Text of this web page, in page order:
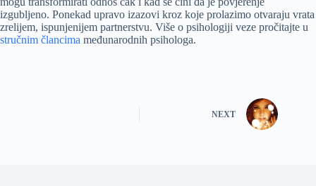
izgubljeno. Ponekad upravo izazovi kroz koje prolazimo otvaraju vrata
zrelijem, ispunjenijem partnerstvu. Više o psihologiji veze pročitajte u
stručnim člancima međunarodnih psihologa.
NEXT